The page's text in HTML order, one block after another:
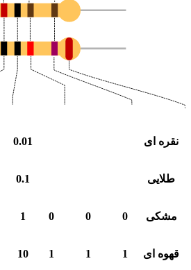
نقره ای 0.01
طلایی 0.1
مشکی 0
0
0
1
قهوه ای 1
1
1
10